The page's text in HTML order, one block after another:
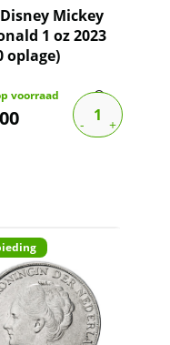
afdragen
dit product.
op de
Mickey
1 oz 2023
oplage)
voorraad